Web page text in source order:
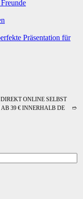
Präsentation für
ONLINE SELBST
AB 39 € INNERHALB DE ➱